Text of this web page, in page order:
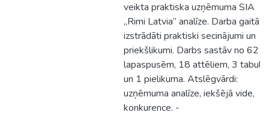
veikta praktiska uzņēmuma SIA
„Rimi Latvia” analīze. Darba gaitā
izstrādāti praktiski secinājumi un
priekšlikumi. Darbs sastāv no 62
lapaspusēm, 18 attēliem, 3
un 1 pielikuma. Atslēgvārdi:
uzņēmuma analīze, iekšējā vide,
konkurence. -